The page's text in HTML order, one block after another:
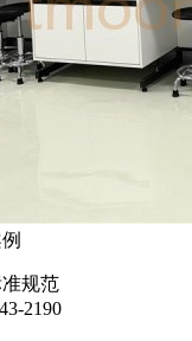
规范
2190